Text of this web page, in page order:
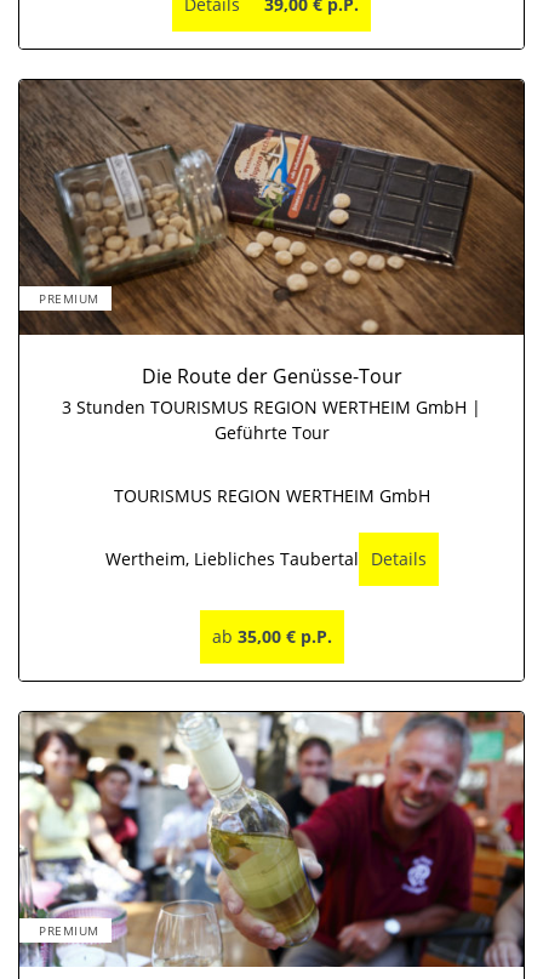
PREMIUM
Die Route der Genüsse-Tour
3 Stunden TOURISMUS REGION WERTHEIM GmbH |
Geführte Tour
TOURISMUS REGION WERTHEIM GmbH
Wertheim, Liebliches Taubertal Details
ab 35,00 € p.P.
PREMIUM